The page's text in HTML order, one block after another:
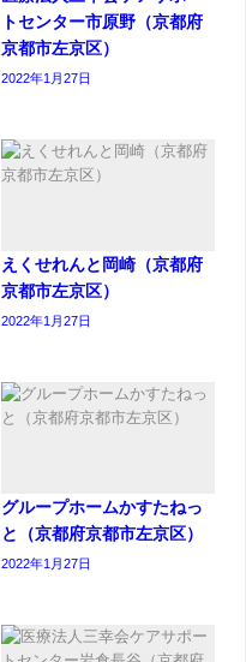
トセンター市原野（京都府
京都市左京区）
2022年1月27日
えくせれんと岡崎（京都府
京都市左京区）
2022年1月27日
グループホームかすたねっ
と（京都府京都市左京区）
2022年1月27日